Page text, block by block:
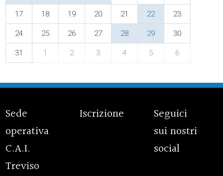
17 18 19 20 21 22 23
24 25 26 27 28 29 30
31 1 2 3 4 5 6
Sede
operativa
C.A.I.
Treviso
Iscrizione
Seguici
sui nostri
social